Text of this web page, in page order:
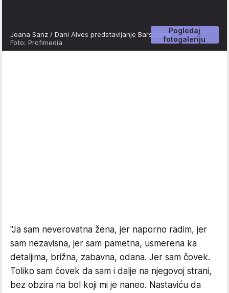
Pogledaj
fotogaleriju
Joana Sanz / Dani Alves predstavljanje Barselona
Foto: Profimedia
"Ja sam neverovatna žena, jer naporno radim, jer
sam nezavisna, jer sam pametna, usmerena ka
detaljima, brižna, zabavna, odana. Jer sam čovek.
Toliko sam čovek da sam i dalje na njegovoj strani,
bez obzira na bol koji mi je naneo. Nastaviću da